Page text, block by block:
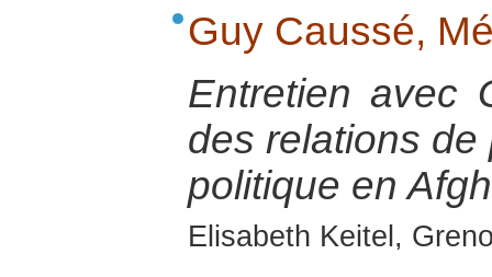
Guy Caussé,
Entretien avec
des relations
politique en
Elisabeth Keitel,